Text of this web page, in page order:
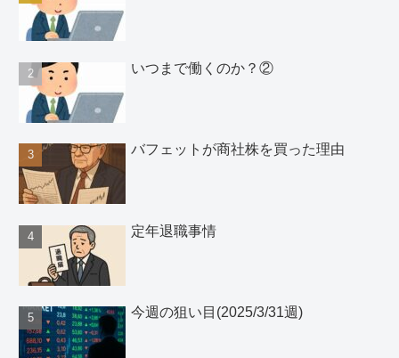
いつまで働くのか？②
バフェットが商社株を買った理由
定年退職事情
今週の狙い目(2025/3/31週)